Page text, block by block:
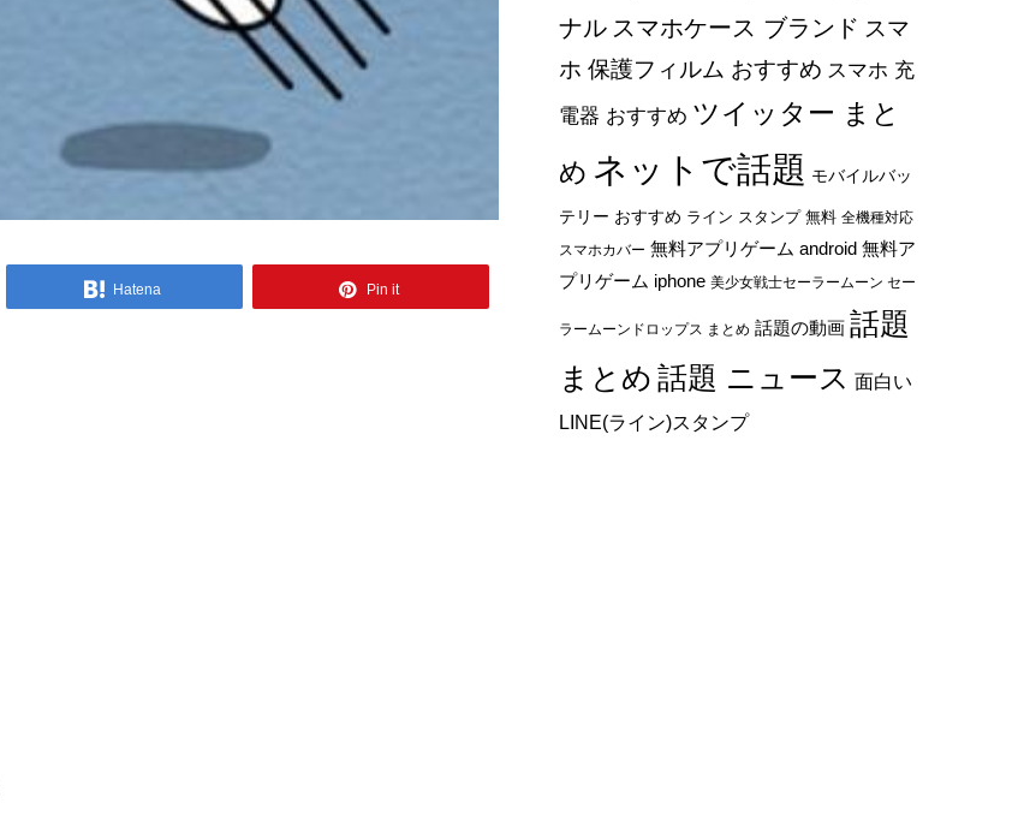
Hatena Pin it
ナル スマホケース ブランド スマ
ホ 保護フィルム おすすめ スマホ 充
電器 おすすめ ツイッター まと
め ネットで話題 モバイルバッ
テリー おすすめ ライン スタンプ 無料 全機種対応
スマホカバー 無料アプリゲーム android 無料ア
プリゲーム iphone 美少女戦士セーラームーン セー
ラームーンドロップス まとめ 話題の動画 話題
まとめ 話題 ニュース 面白い
LINE(ライン)スタンプ